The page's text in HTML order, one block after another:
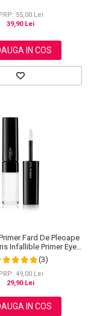
PRP: 55,00 Lei
39,90 Lei
IN COS
Fard De Pleoape
Infallible Primer Eye
Base 100, 3 ml
(3)
PRP: 49,00 Lei
29,90 Lei
IN COS